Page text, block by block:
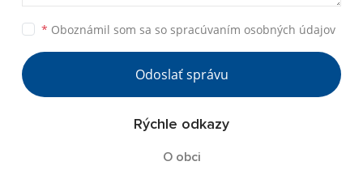
* Oboznámil som sa so spracúvaním osobných údajov
Odoslať správu
Rýchle odkazy
O obci